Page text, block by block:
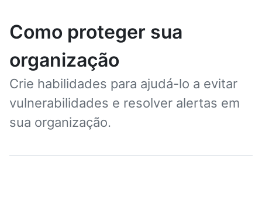
Como proteger sua
organização
Crie habilidades para ajudá-lo a evitar
vulnerabilidades e resolver alertas em
sua organização.